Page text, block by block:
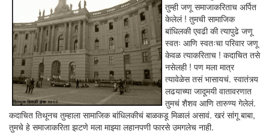
तुम्ही जणू समाजाकरिताच अर्पित
केलेलं ! तुमची सामाजिक
बांधिलकी एवढी की त्यापुढे जणू
स्वतः आणि स्वतःचा परिवार जणू
केवळ त्याकरिताच ! कदाचित तसे
नसेलही ! पण मला मात्र
त्यावेळेस तसं भासायचं. स्वातंत्र्य
लढयाच्या जादूमयी वातावरणात
तुमचं शैशव आणि तारुण्य गेलेलं.
कदाचित तिथूनच तुम्हाला सामाजिक बांधिलकीचं बाळकडू मिळालं असावं. खरं सांगू बाबा,
तुमचे हे समाजाकरिता झटणे मला माझ्या लहानपणी फारसे उमगलेच नाही.